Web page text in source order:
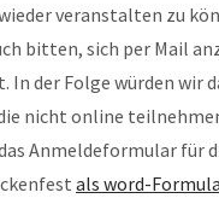
veranstalten zu
bitten, sich per Mail
der Folge würden wir
nicht online
Anmeldeformular
als word-